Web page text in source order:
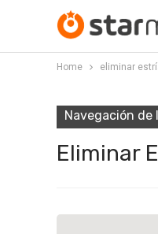
Home eliminar
Navegación de
Eliminar